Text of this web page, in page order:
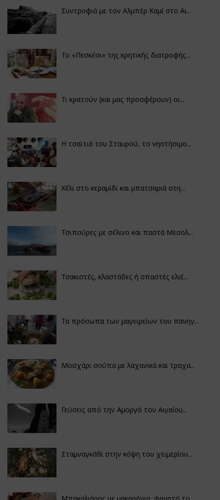
Συντροφιά με τον Αλμπέρ Καμί στο Αι...
Το «Πεσκέσι» της κρητικής διατροφής...
Τι κρατούν (και μας προσφέρουν) οι...
Η τσαϊτιά του Σταυρού, το νηστήσιμο...
Χέλι στο κεραμίδι και μπατσαριά στη...
Τσιπούρες με σέλινο και παστά Μεσολ...
Τσακιστές, κλαστάδες ή σπαστές ελιέ...
Τα πρόσωπα των μαγειρείων του πανηγ...
Μοσχάρι σούπα με λαχανικά και τραχα...
Γεύσεις από την Αμοργό του Αιγαίου...
Σταμναγκάθι στην κόψη του χειμερίου...
Μπακαλιάρος με μακαρόνια, φαγητό το...